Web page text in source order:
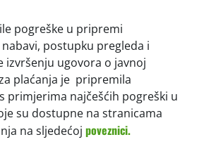
pogreške u pripremi
postupku pregleda i
izvršenju ugovora o javnoj
plaćanja je pripremila
primjerima najčešćih pogreški u
su dostupne na stranicama
na sljedećoj poveznici.